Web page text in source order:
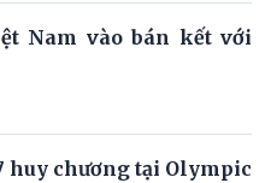
Nam vào bán kết với
huy chương tại Olympic